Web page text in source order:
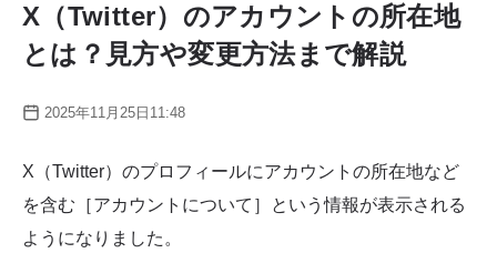
X（Twitter）のアカウントの所在地
とは？見方や変更方法まで解説
2025年11月25日11:48
X（Twitter）のプロフィールにアカウントの所在地など
を含む［アカウントについて］という情報が表示される
ようになりました。